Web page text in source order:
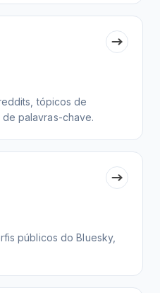
tópicos de
palavras-chave.
públicos do Bluesky,